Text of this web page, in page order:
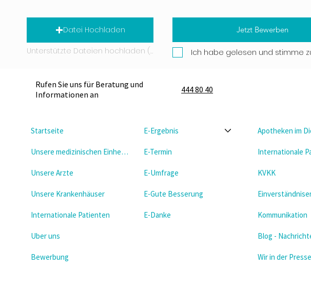
Jetzt Bewerben
Datei Hochladen
Unterstützte Dateien hochladen (Max. 15 MB) Ich habe gelesen und stimme
Rufen Sie uns für Beratung und
Informationen an
444 80 40
Startseite
Unsere medizinischen Einheiten
Unsere Arzte
Unsere Krankenhäuser
Internationale Patienten
Uber uns
Bewerbung
E-Ergebnis
E-Termin
E-Umfrage
E-Gute Besserung
E-Danke
Apotheken im
Internationale
KVKK
Kommunikation
Blog -
Wir in der Presse